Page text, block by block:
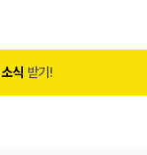
소식 받기!